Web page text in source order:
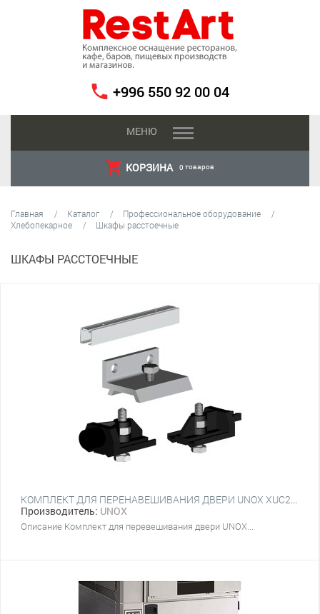
+996 550 92 00 04
МЕНЮ
КОРЗИНА 0 товаров
Главная Каталог
Профессиональное оборудование
Хлебопекарное
Шкафы расстоечные
ШКАФЫ РАССТОЕЧНЫЕ
КОМПЛЕКТ ДЛЯ ПЕРЕНАВЕШИВАНИЯ ДВЕРИ UNOX XUC209 ДЛЯ XEVSC-0711
Производитель: UNOX
Описание Комплект для перевешивания двери UNOX...